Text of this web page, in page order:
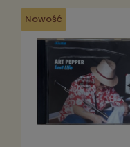
Nowość